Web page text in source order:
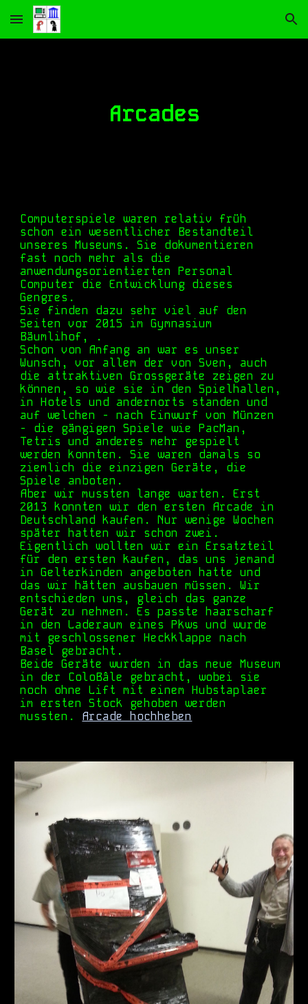
Skip to main content Skip to navigation
Arcades
Computerspiele waren relativ früh
schon ein wesentlicher Bestandteil
unseres Museums. Sie dokumentieren
fast noch mehr als die
anwendungsorientierten Personal
Computer die Entwicklung dieses
Gengres.
Sie finden dazu sehr viel auf den
Seiten vor 2015 im Gymnasium
Bäumlihof, .
Schon von Anfang an war es unser
Wunsch, vor allem der von Sven, auch
die attraktiven Grossgeräte zeigen zu
können, so wie sie in den Spielhallen,
in Hotels und andernorts standen und
auf welchen - nach Einwurf von Münzen
- die gängigen Spiele wie PacMan,
Tetris und anderes mehr gespielt
werden konnten. Sie waren damals so
ziemlich die einzigen Geräte, die
Spiele anboten.
Aber wir mussten lange warten. Erst
2013 konnten wir den ersten Arcade in
Deutschland kaufen. Nur wenige Wochen
später hatten wir schon zwei.
Eigentlich wollten wir ein Ersatzteil
für den ersten kaufen, das uns jemand
in Gelterkinden angeboten hatte und
das wir hätten ausbauen müssen. Wir
entschieden uns, gleich das ganze
Gerät zu nehmen. Es passte haarscharf
in den Laderaum eines Pkws und wurde
mit geschlossener Heckklappe nach
Basel gebracht.
Beide Geräte wurden in das neue Museum
in der ColoBâle gebracht, wobei sie
noch ohne Lift mit einem Hubstaplaer
im erstenStock gehoben werden
mussten. Arcade hochheben